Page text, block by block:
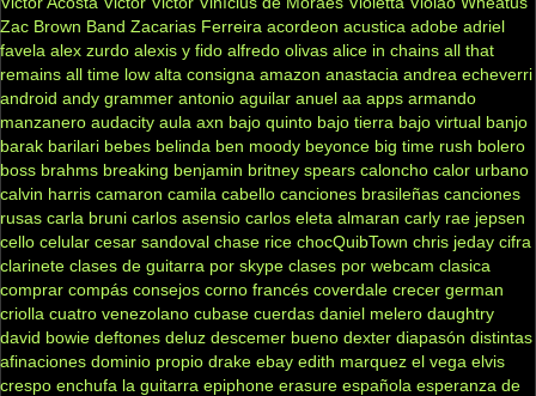
Zac Brown Band Zacarias Ferreira acordeon acustica adobe adriel
favela alex zurdo alexis y fido alfredo olivas alice in chains all that
remains all time low alta consigna amazon anastacia andrea echeverri
android andy grammer antonio aguilar anuel aa apps armando
manzanero audacity aula axn bajo quinto bajo tierra bajo virtual banjo
barak barilari bebes belinda ben moody beyonce big time rush bolero
boss brahms breaking benjamin britney spears caloncho calor urbano
calvin harris camaron camila cabello canciones brasileñas canciones
rusas carla bruni carlos asensio carlos eleta almaran carly rae jepsen
cello celular cesar sandoval chase rice chocQuibTown chris jeday cifra
clarinete clases de guitarra por skype clases por webcam clasica
comprar compás consejos corno francés coverdale crecer german
criolla cuatro venezolano cubase cuerdas daniel melero daughtry
david bowie deftones deluz descemer bueno dexter diapasón distintas
afinaciones dominio propio drake ebay edith marquez el vega elvis
crespo enchufa la guitarra epiphone erasure española esperanza de